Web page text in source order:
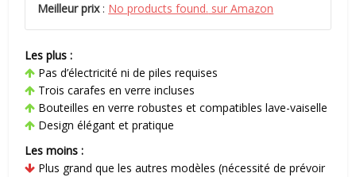
Meilleur prix: No products found. sur Amazon
Les plus :
Pas d’électricité ni de piles requises
Trois carafes en verre incluses
Bouteilles en verre robustes et compatibles lave-vaiselle
Design élégant et pratique
Les moins :
Plus grand que les autres modèles (nécessité de prévoir